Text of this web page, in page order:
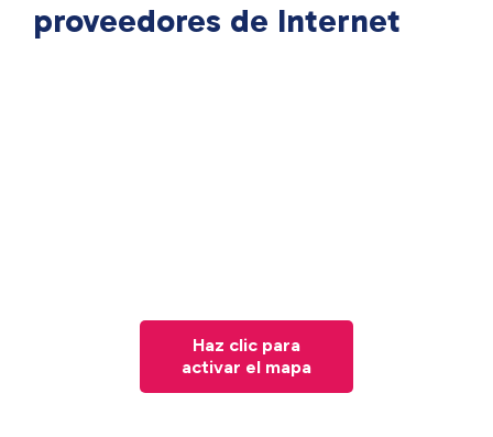
proveedores de Internet
Haz clic para
activar el mapa